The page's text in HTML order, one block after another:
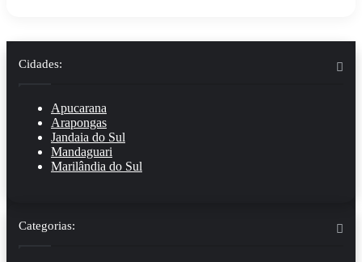
Cidades:
Apucarana
Arapongas
Jandaia do Sul
Mandaguari
Marilândia do Sul
Categorias: